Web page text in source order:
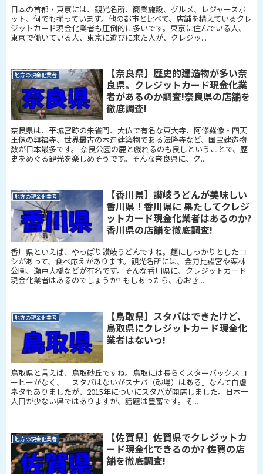
日本の首都・東京には、観光名所、商業施設、グルメ、レジャースポ
ット、何でも揃っています。他の都市と比べて、店舗を構えているクレ
ジットカード現金化業者も圧倒的に多いです。東京に住んでいる人、
東京で働いている人、東京に遊びに来た人が、クレジッ...
地方の現金化業者
【奈良県】歴史的建造物が多い奈
良県。クレジットカード現金化業
者があるのか調査!奈良県の店舗を
徹底調査!
奈良県は、平城宮跡の朱雀門、大仏で有名な東大寺、阿修羅像・四天
王像の興福寺、世界最古の木造建築物である法隆寺など、国宝建造物
数が日本最多です。 奈良公園の鹿と戯れるのも良しということで、歴
史をめぐる観光を楽しめそうです。そんな奈良県に、ク...
地方の現金化業者
【香川県】讃岐うどんが美味しい
香川県！香川県に 果たしてクレジ
ットカード現金化業者はあるのか?
香川県の店舗を徹底調査!
香川県といえば、やっぱり讃岐うどんですね。麺にしっかりとしたコ
シがあって、食べ応えがあります。観光名所には、金刀比羅宮や栗林
公園、瀬戸大橋などが有名です。そんな香川県に、クレジットカード
現金化業者はあるのでしょうか? もしあったら、心おき...
地方の現金化業者
【鳥取県】スタバはできたけど、
鳥取県にクレジットカード現金化
業者はないっ!
鳥取県と言えば、鳥取砂丘ですね。鳥取には長らくスターバックスコ
ーヒーがなく、「スタバはないがスナバ（砂場）はある」なんて自虐
ネタもありましたが、2015年についにスタバが開店しました。日本一
人口が少ない県ではありますが、話題は豊富です。そ...
地方の現金化業者
【佐賀県】佐賀県でクレジットカ
ード現金化できるのか? 佐賀の店
舗を徹底調査!